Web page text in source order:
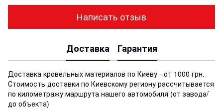
Написать отзыв
Доставка Гарантия
Доставка кровельных материалов по Киеву - от 1000 грн.
Стоимость доставки по Киевскому региону рассчитывается
по километражу маршрута нашего автомобиля (от завода/
до объекта)